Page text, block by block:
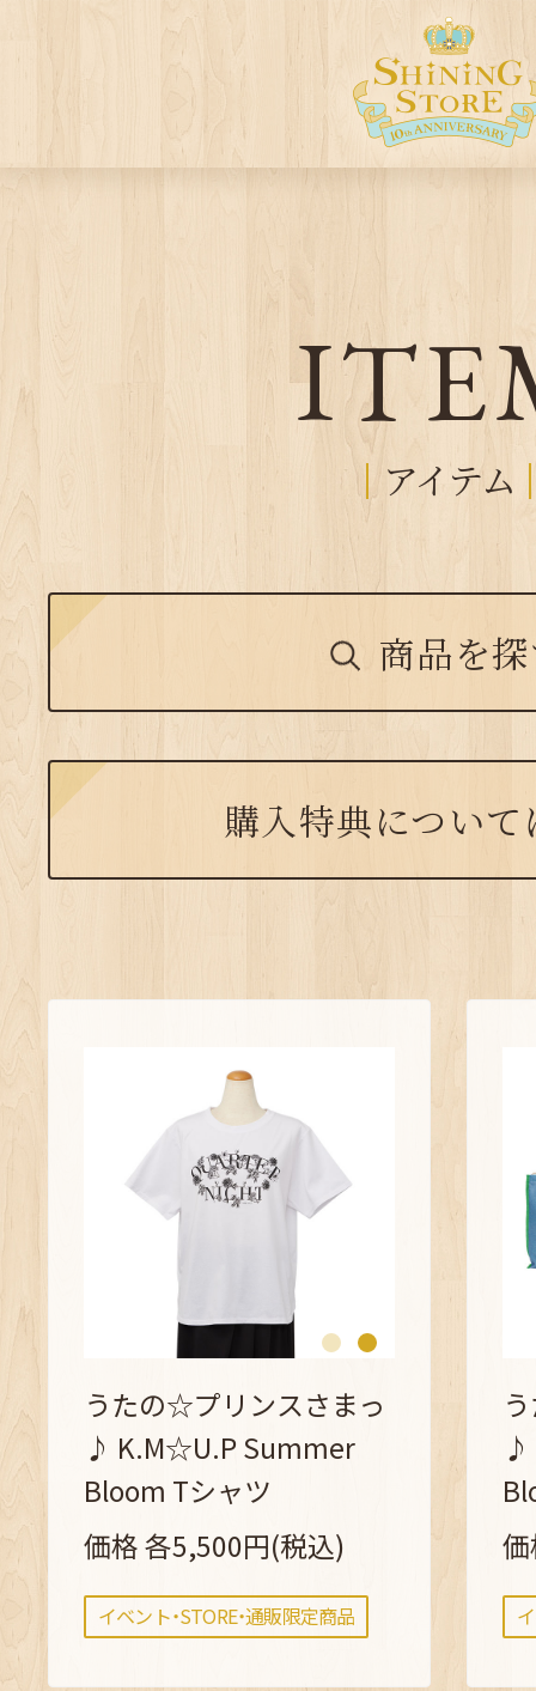
アイテム
商品を
購入特典につい
うたの☆プリンスさまっ
♪ K.M☆U.P Summer
Bloom Tシャツ
価格 各5,500円(税込)
イベント・STORE・通販限定商品
♪